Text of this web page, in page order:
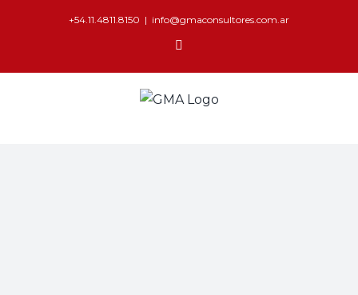
+54.11.4811.8150 | info@gmaconsultores.com.ar